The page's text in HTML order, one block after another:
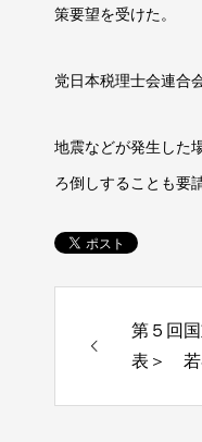
策要望を受けた。
党日本税理士会連合
地震などが発生した
ろ倒しすることも要
第５回
表＞ 若